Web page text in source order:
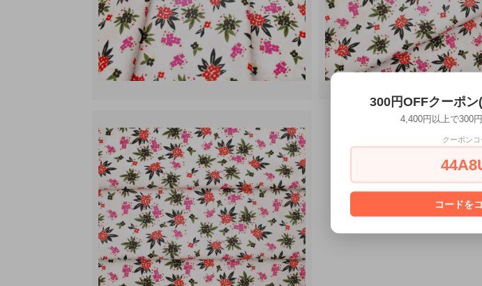
300円OFFクーポ
4,400円以上で300
クーポンコ
コードを